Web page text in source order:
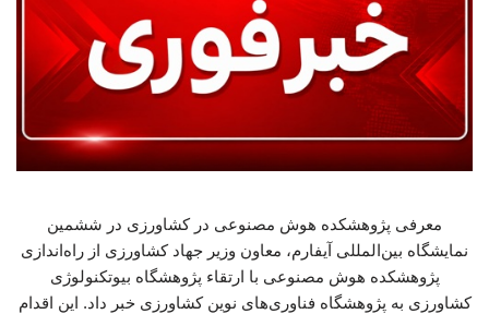
معرفی پژوهشکده هوش مصنوعی در کشاورزی در ششمین
نمایشگاه بین‌المللی آیفارم، معاون وزیر جهاد کشاورزی از راه‌اندازی
پژوهشکده هوش مصنوعی با ارتقاء پژوهشگاه بیوتکنولوژی
کشاورزی به پژوهشگاه فناوری‌های نوین کشاورزی خبر داد. این اقدام